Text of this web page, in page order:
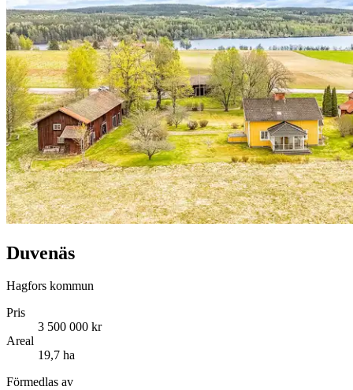
Duvenäs
Hagfors kommun
Pris
3 500 000 kr
Areal
19,7 ha
Förmedlas av